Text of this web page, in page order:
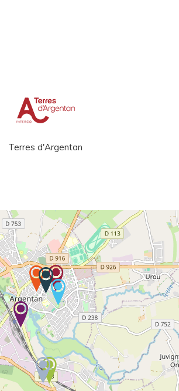
Terres d'Argentan